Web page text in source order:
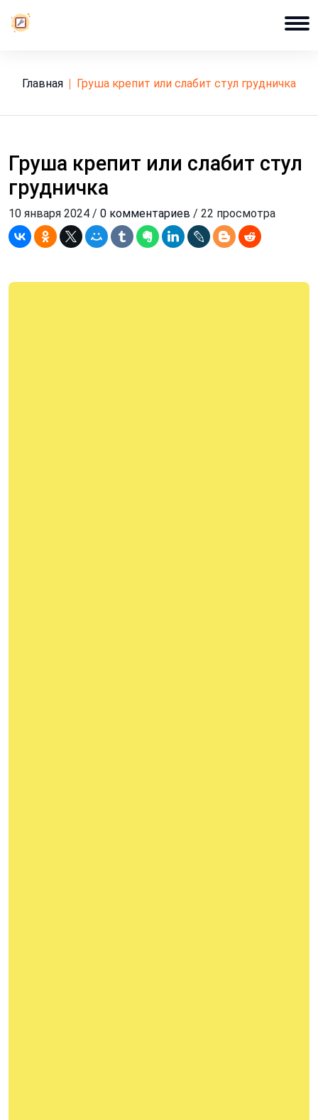
Главная груша крепит или слабит стул грудничка
Груша крепит или слабит стул
грудничка
10 января 2024 / 0 комментариев / 22 просмотра